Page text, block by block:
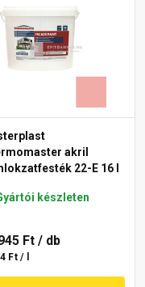
akril
22-E 16 l
készleten
Ft / db
Ft / l